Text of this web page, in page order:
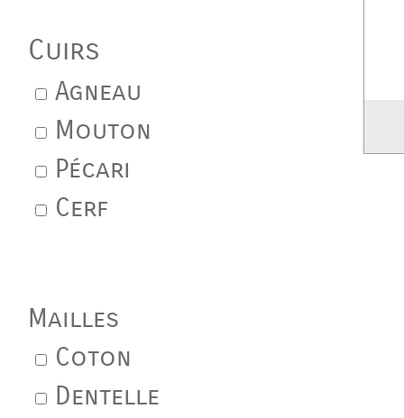
Cuirs
Agneau
Mouton
Pécari
Cerf
Mailles
Coton
Dentelle